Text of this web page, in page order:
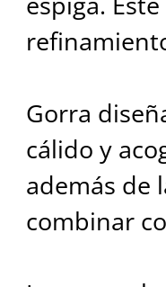
Gorra
cálido y
además de
combinar